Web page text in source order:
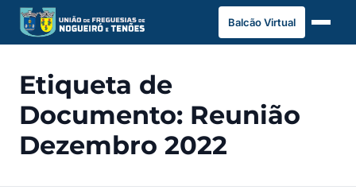
Saltar
para
o
Balcão Virtual
Etiqueta de
Documento: Reunião
Dezembro 2022